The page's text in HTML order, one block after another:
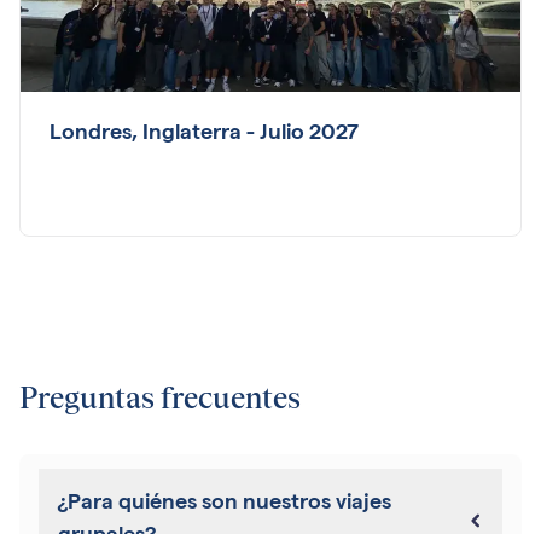
Londres, Inglaterra - Julio 2027
Preguntas frecuentes
¿Para quiénes son nuestros viajes